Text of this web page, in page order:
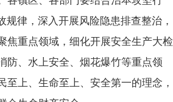
律，深入开展风险隐患排查整治，
焦重点领域，细化开展安全生产大检
防、水上安全、烟花爆竹等重点领
上、生命至上、安全第一的理念，